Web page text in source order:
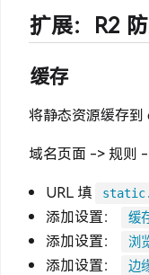
扩展：R2
缓存
将静态资源缓存
域名页面 -> 规则
URL 填
添加设置： 缓
添加设置： 浏
添加设置： 边